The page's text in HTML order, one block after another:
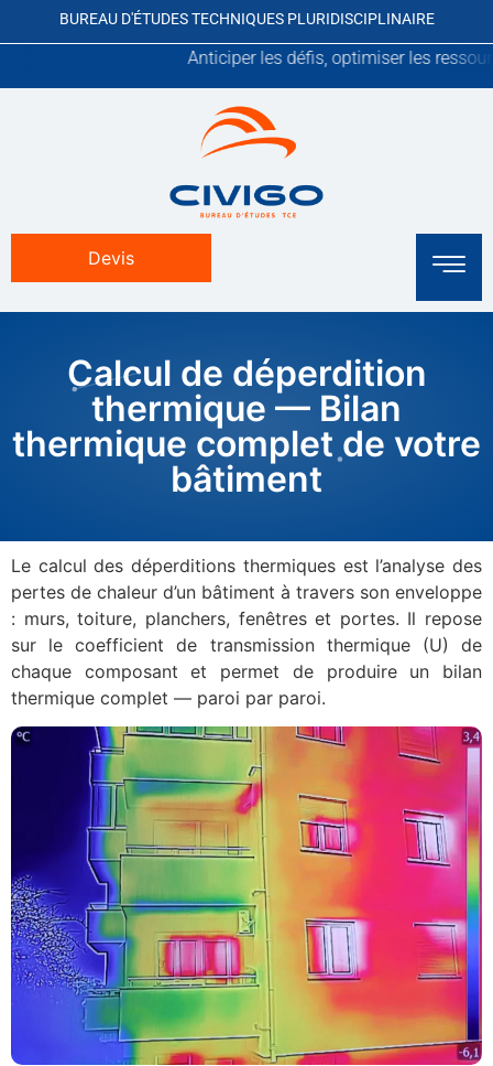
BUREAU D'ÉTUDES TECHNIQUES PLURIDISCIPLINAIRE
Anticiper les défis, optimiser les ressources,
Devis
Calcul de déperdition
thermique — Bilan
thermique complet de votre
bâtiment
Le calcul des déperditions thermiques est l’analyse des
pertes de chaleur d’un bâtiment à travers son enveloppe
: murs, toiture, planchers, fenêtres et portes. Il repose
sur le coefficient de transmission thermique (U) de
chaque composant et permet de produire un bilan
thermique complet — paroi par paroi.